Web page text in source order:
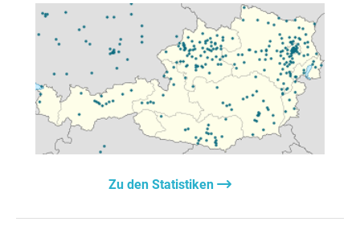
Zu den Statistiken